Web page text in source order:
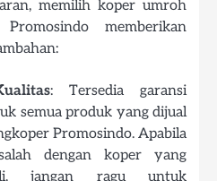
memilih koper umroh
memberikan
: Tersedia garansi
semua produk yang dijual
Promosindo. Apabila
dengan koper yang
jangan ragu untuk